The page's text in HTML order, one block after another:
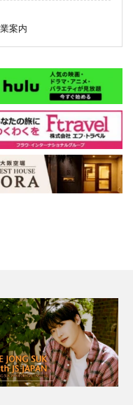
案内